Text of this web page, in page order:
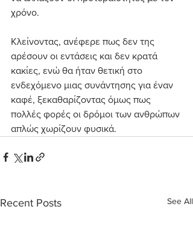
χρόνο.
Κλείνοντας, ανέφερε πως δεν της
αρέσουν οι εντάσεις και δεν κρατά
κακίες, ενώ θα ήταν θετική στο
ενδεχόμενο μιας συνάντησης για έναν
καφέ, ξεκαθαρίζοντας όμως πως
πολλές φορές οι δρόμοι των ανθρώπων
απλώς χωρίζουν φυσικά.
Recent Posts See All